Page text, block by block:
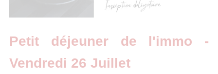
Petit déjeuner de l'immo -
Vendredi 26 Juillet